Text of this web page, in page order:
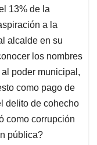
13% de la
a la
alcalde en su
los nombres
poder municipal,
como pago de
delito de cohecho
como corrupción
pública?